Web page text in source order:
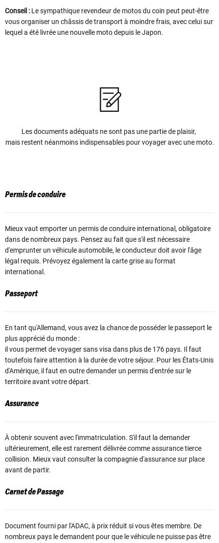
Conseil : Le sympathique revendeur de motos du coin peut peut-être
vous organiser un châssis de transport à moindre frais, avec celui sur
lequel a été livrée une nouvelle moto depuis le Japon.
Les documents adéquats ne sont pas une partie de plaisir,
mais restent néanmoins indispensables pour voyager avec une moto.
Permis de conduire
Mieux vaut emporter un permis de conduire international, obligatoire
dans de nombreux pays. Pensez au fait que s'il est nécessaire
d'emprunter un véhicule automobile, le conducteur doit avoir l'âge
légal requis. Prévoyez également la carte grise au format
international.
Passeport
En tant qu'Allemand, vous avez la chance de posséder le passeport le
plus apprécié du monde :
il vous permet de voyager sans visa dans plus de 176 pays. Il faut
toutefois faire attention à la durée de votre séjour. Pour les États-Unis
d'Amérique, il faut en outre demander un permis d'entrée sur le
territoire avant votre départ.
Assurance
À obtenir souvent avec l'immatriculation. S'il faut la demander
ultérieurement, elle est rarement délivrée comme assurance tierce
collision. Mieux vaut consulter la compagnie d'assurance sur place
avant de partir.
Carnet de Passage
Document fourni par l'ADAC, à prix réduit si vous êtes membre. De
nombreux pays le demandent pour que le véhicule ne puisse pas être